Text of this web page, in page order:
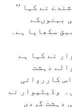
نے کہا ’’
بہنوںکے
سکھایا ہے۔
نے کہا ہے
دہشت
کارروائی
وڈیٹیوار نے
دہشت گردی